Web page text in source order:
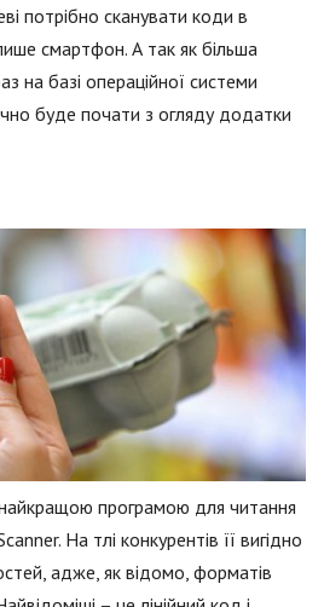
потрібно сканувати коди в
смартфон. А так як більша
на базі операційної системи
буде почати з огляду додатки
програмою для читання
На тлі конкурентів її вигідно
адже, як відомо, форматів